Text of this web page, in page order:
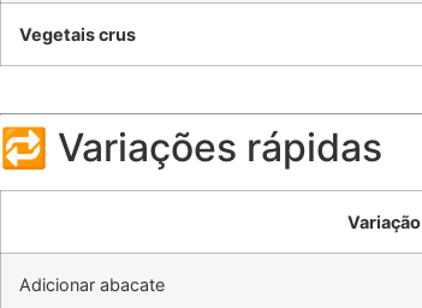
Vegetais crus
🔁 Variações rápidas
Variação
Adicionar abacate